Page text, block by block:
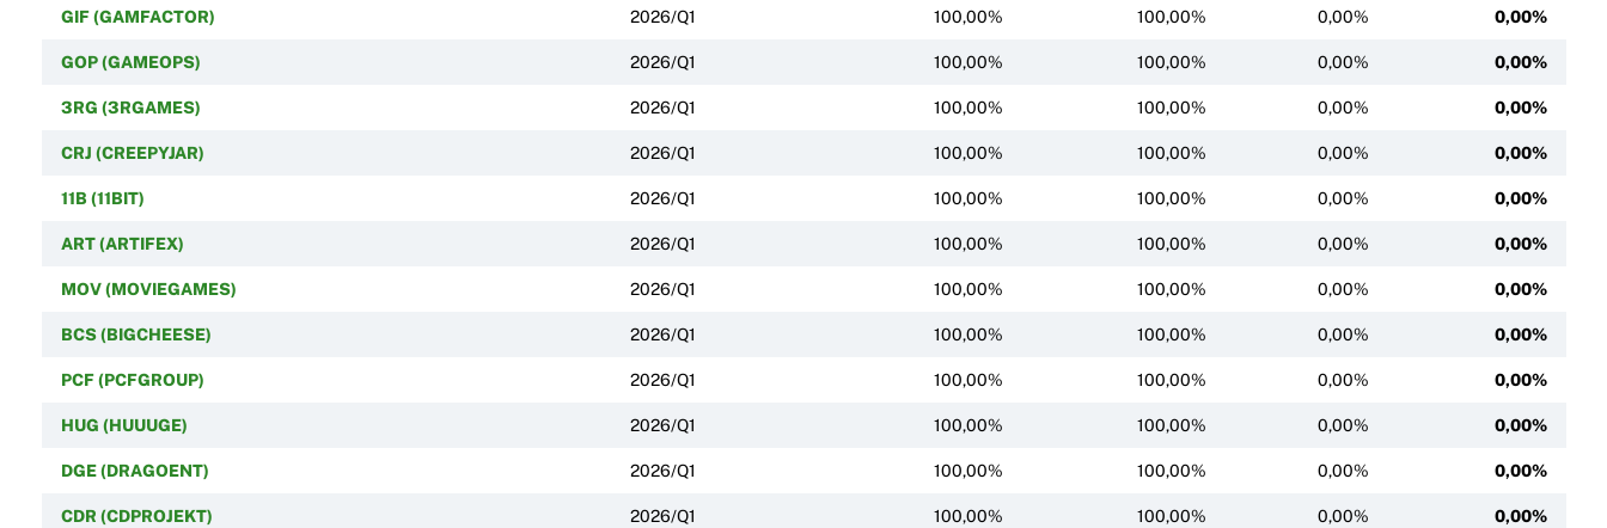
GIF (GAMFACTOR) 2026/Q1 100,00% 100,00% 0,00% 0,00%
GOP (GAMEOPS) 2026/Q1 100,00% 100,00% 0,00% 0,00%
3RG (3RGAMES) 2026/Q1 100,00% 100,00% 0,00% 0,00%
CRJ (CREEPYJAR) 2026/Q1 100,00% 100,00% 0,00% 0,00%
11B (11BIT) 2026/Q1 100,00% 100,00% 0,00% 0,00%
ART (ARTIFEX) 2026/Q1 100,00% 100,00% 0,00% 0,00%
MOV (MOVIEGAMES) 2026/Q1 100,00% 100,00% 0,00% 0,00%
BCS (BIGCHEESE) 2026/Q1 100,00% 100,00% 0,00% 0,00%
PCF (PCFGROUP) 2026/Q1 100,00% 100,00% 0,00% 0,00%
HUG (HUUUGE) 2026/Q1 100,00% 100,00% 0,00% 0,00%
DGE (DRAGOENT) 2026/Q1 100,00% 100,00% 0,00% 0,00%
CDR (CDPROJEKT) 2026/Q1 100,00% 100,00% 0,00% 0,00%